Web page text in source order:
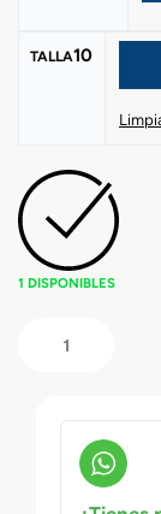
TALLA10
1 DISPONIBLES